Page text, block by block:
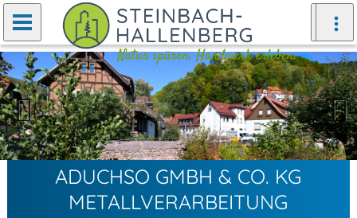
Zurück Weiter
ADUCHSO GMBH & CO. KG
METALLVERARBEITUNG